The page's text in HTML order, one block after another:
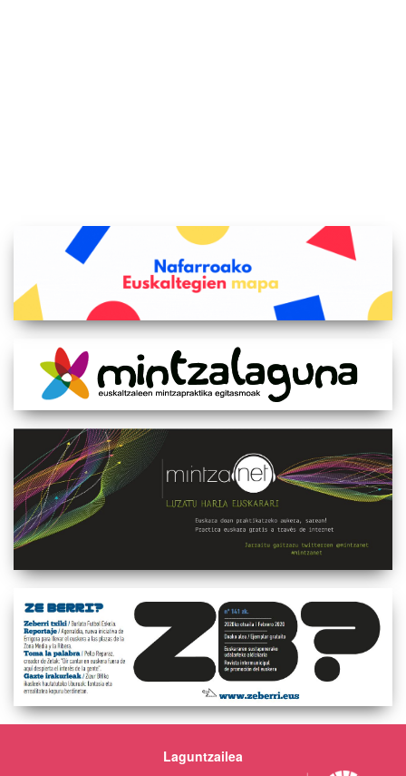
Laguntzailea